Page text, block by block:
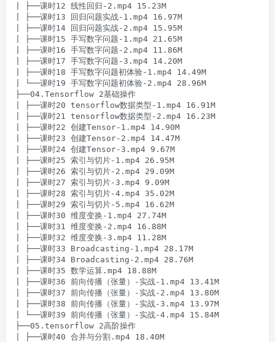
| ├──课时12 线性回归-2.mp4 15.23M
| ├──课时13 回归问题实战-1.mp4 16.97M
| ├──课时14 回归问题实战-2.mp4 15.95M
| ├──课时15 手写数字问题-1.mp4 21.65M
| ├──课时16 手写数字问题-2.mp4 11.86M
| ├──课时17 手写数字问题-3.mp4 14.20M
| ├──课时18 手写数字问题初体验-1.mp4 14.49M
| └──课时19 手写数字问题初体验-2.mp4 28.96M
├──04.Tensorflow 2基础操作
| ├──课时20 tensorflow数据类型-1.mp4 16.91M
| ├──课时21 tensorflow数据类型-2.mp4 16.23M
| ├──课时22 创建Tensor-1.mp4 14.90M
| ├──课时23 创建Tensor-2.mp4 14.47M
| ├──课时24 创建Tensor-3.mp4 9.67M
| ├──课时25 索引与切片-1.mp4 26.95M
| ├──课时26 索引与切片-2.mp4 29.09M
| ├──课时27 索引与切片-3.mp4 9.09M
| ├──课时28 索引与切片-4.mp4 35.02M
| ├──课时29 索引与切片-5.mp4 16.62M
| ├──课时30 维度变换-1.mp4 27.74M
| ├──课时31 维度变换-2.mp4 16.88M
| ├──课时32 维度变换-3.mp4 11.28M
| ├──课时33 Broadcasting-1.mp4 28.17M
| ├──课时34 Broadcasting-2.mp4 28.76M
| ├──课时35 数学运算.mp4 18.88M
| ├──课时36 前向传播（张量）-实战-1.mp4 13.41M
| ├──课时37 前向传播（张量）-实战-2.mp4 13.80M
| ├──课时38 前向传播（张量）-实战-3.mp4 13.97M
| └──课时39 前向传播（张量）-实战-4.mp4 15.84M
├──05.tensorflow 2高阶操作
| ├──课时40 合并与分割.mp4 18.40M